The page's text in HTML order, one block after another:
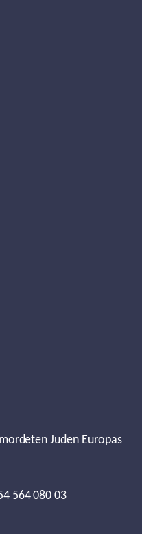
Juden Europas
564 080 03